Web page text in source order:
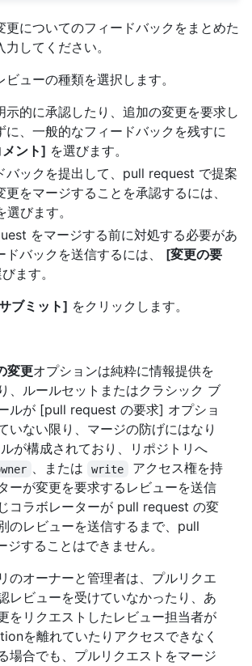
更についてのフィードバックをまとめた
してください。
ューの種類を選択します。
示的に承認したり、追加の変更を要求し
に、一般的なフィードバックを残すに
ント] を選びます。
バックを提出して、pull request で提案
更をマージすることを承認するには、
選びます。
をマージする前に対処する必要があ
ドバックを送信するには、 [変更の要
ます。
ブミット] をクリックします。
変更オプションは純粋に情報提供を
、ルールセットまたはクラシック ブ
ルが [pull request の要求] オプショ
いない限り、マージの防げにはなり
が構成されており、リポジトリへ
、または write
アクセス権を持
ーが変更を要求するレビューを送信
コラボレーターが pull request の変
のレビューを送信するまで、pull
することはできません。
のオーナーと管理者は、プルリクエ
レビューを受けていなかったり、あ
をリクエストしたレビュー担当者が
を離れていたりアクセスできなく
場合でも、プルリクエストをマージ